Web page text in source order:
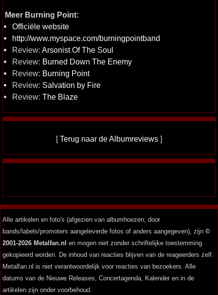
Meer Burning Point:
Officiële website
http://www.myspace.com/burningpointband
Review: Arsonist Of The Soul
Review: Burned Down The Enemy
Review: Burning Point
Review: Salvation by Fire
Review: The Blaze
[Terug naar de Albumreviews ]
Alle artikelen en foto's (afgezien van albumhoezen, door
bands/labels/promoters aangeleverde fotos of anders aangegeven), zijn ©
2001-2026 Metalfan.nl en mogen niet zonder schriftelijke toestemming
gekopieerd worden. De inhoud van reacties blijven van de reageerders zelf.
Metalfan.nl is niet verantwoordelijk voor reacties van bezoekers. Alle
datums van de Nieuwe Releases, Concertagenda, Kalender en in de
artikelen zijn onder voorbehoud.